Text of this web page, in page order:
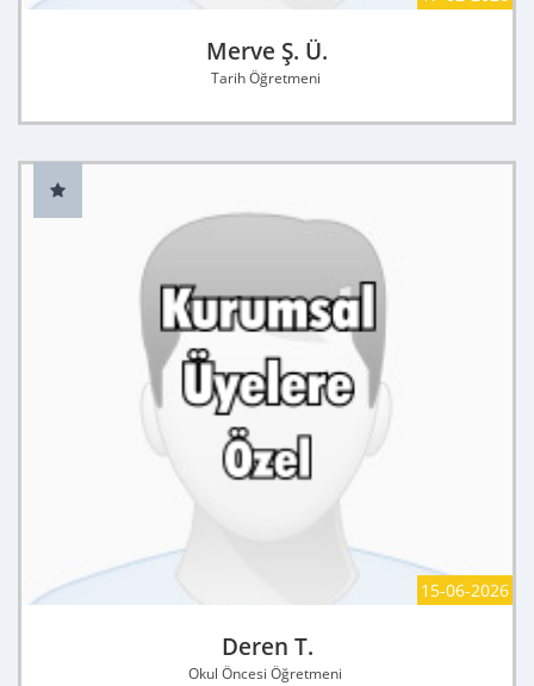
Merve Ş. Ü.
Tarih Öğretmeni
15-06-2026
Deren T.
Okul Öncesi Öğretmeni